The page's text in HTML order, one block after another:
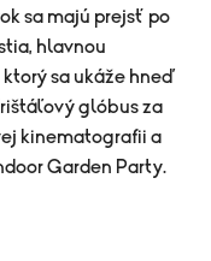
sa majú prejsť po
hlavnou
sa ukáže hneď
glóbus za
kinematografii a
Garden Party.